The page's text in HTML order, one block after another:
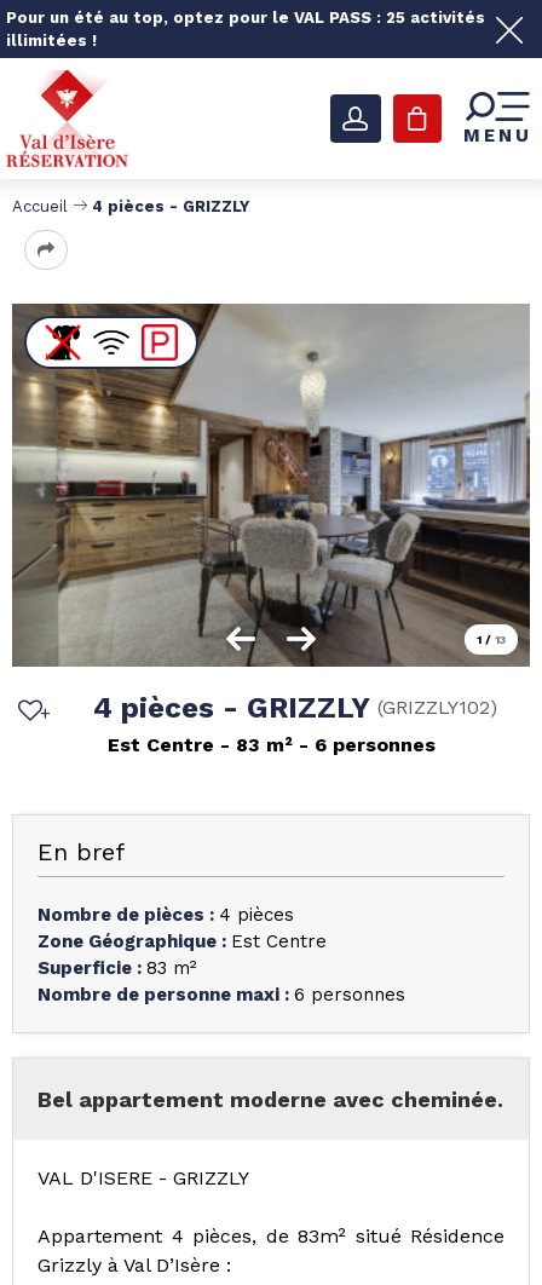
Pour un été au top, optez pour le VAL PASS : 25 activités
illimitées !
MENU
Accueil 4 pièces - GRIZZLY
1 / 13
4 pièces - GRIZZLY (GRIZZLY102)
Est Centre
83 m² 6 personnes
En bref
Nombre de pièces : 4 pièces
Zone Géographique : Est Centre
Superficie : 83 m²
Nombre de personne maxi : 6 personnes
Bel appartement moderne avec cheminée.
VAL D'ISERE - GRIZZLY
Appartement 4 pièces, de 83m² situé Résidence
Grizzly à Val D’Isère :